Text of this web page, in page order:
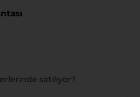
satılıyor?